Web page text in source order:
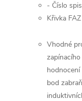
- Číslo
Křivka
Vhodné
hodnocení
bod